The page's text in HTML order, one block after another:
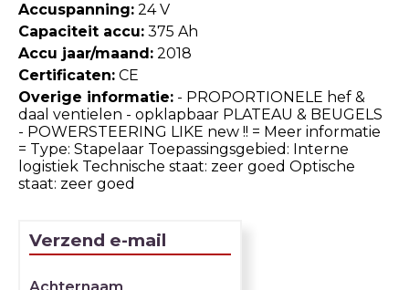
Accuspanning: 24 V
Capaciteit accu: 375 Ah
Accu jaar/maand: 2018
Certificaten: CE
Overige informatie: - PROPORTIONELE hef &
daal ventielen - opklapbaar PLATEAU & BEUGELS
- POWERSTEERING LIKE new !! = Meer informatie
= Type: Stapelaar Toepassingsgebied: Interne
logistiek Technische staat: zeer goed Optische
staat: zeer goed
Verzend e-mail